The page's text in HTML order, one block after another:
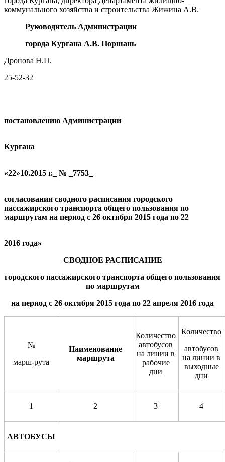
коммунального хозяйства и строительства Жижина А.В.
Руководитель Администрации
города Кургана А.В. Поршань
Дронова Н.П.
25-52-32
постановлению Администрации
Кургана
«22»10.2015 г._ № _7753
согласовании сводного расписания городского
пассажирского транспорта общего пользования по
маршрутам на период с 26 октября 2015 года по 22
2016 года»
СВОДНОЕ РАСПИСАНИЕ
городского пассажирского транспорта общего пользования
по маршрутам
на период с 26 октября 2015 года по 22 апреля 2016 года
№
марш-рута
Наименование
маршрута
Количество
автобусов
на линии в
рабочие
дни
Количество
автобусов
на линии в
выходные
дни
1 2 3 4
АВТОБУСЫ